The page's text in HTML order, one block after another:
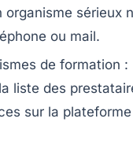
organisme sérieux
ou mail.
de formation :
liste des
sur la plateforme